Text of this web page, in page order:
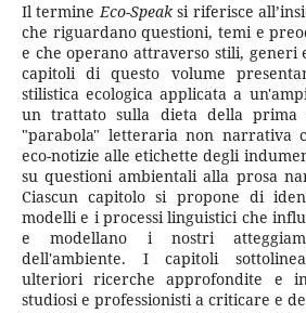
Il termineEco-Speaksi riferisce
che riguardano questioni, temi e
e che operano attraverso stili, generi
capitoli di questo volume
stilistica ecologica applicata a
un trattato sulla dieta della prima
"parabola" letteraria non narrativa
eco-notizie alle etichette degli
su questioni ambientali alla prosa
Ciascun capitolo si propone di
modelli e i processi linguistici che
e modellano i nostri
dell'ambiente. I capitoli
ulteriori ricerche approfondite e
studiosi e professionisti a criticare e